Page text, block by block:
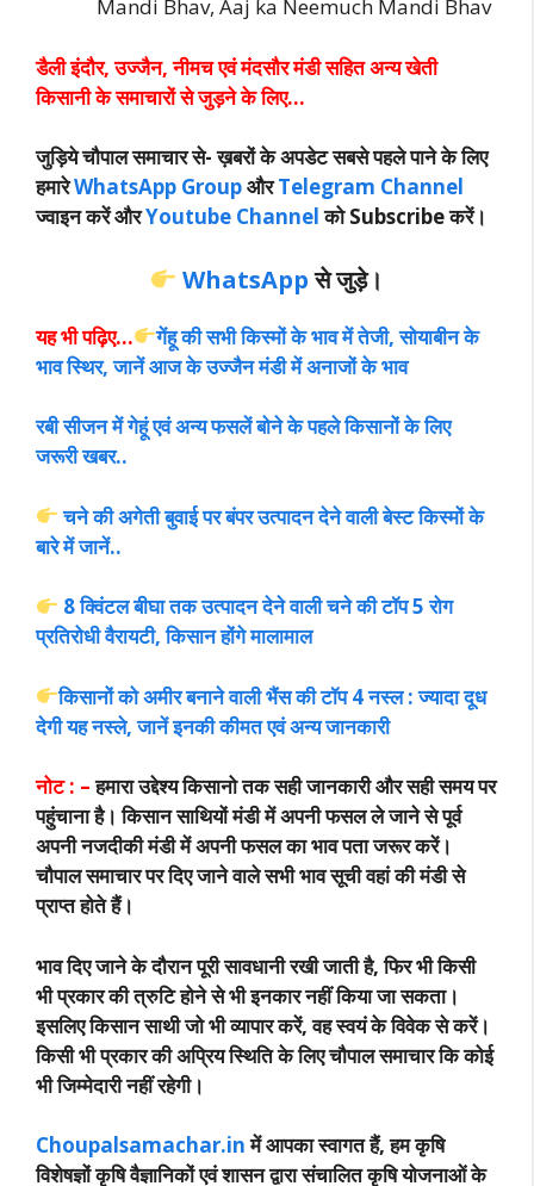
Mandi Bhav, Aaj ka Neemuch Mandi Bhav
डैली इंदौर, उज्जैन, नीमच एवं मंदसौर मंडी सहित अन्य खेती
किसानी के समाचारों से जुड़ने के लिए…
जुड़िये चौपाल समाचार से-ख़बरों के अपडेट सबसे पहले पाने के लिए
हमारेWhatsApp GroupऔरTelegram Channel
ज्वाइन करें औरYoutube Channelको Subscribe करें।
WhatsAppसे जुड़े।
यह भी पढ़िए…
गेंहू की सभी किस्मों के भाव में तेजी, सोयाबीन के
भाव स्थिर, जानें आज के उज्जैन मंडी में अनाजों के भाव
रबी सीजन में गेहूं एवं अन्य फसलें बोने के पहले किसानों के लिए
जरूरी खबर..
चने की अगेती बुवाई पर बंपर उत्पादन देने वाली बेस्ट किस्मों के
बारे में जानें..
8 क्विंटल बीघा तक उत्पादन देने वाली चने की टॉप 5 रोग
प्रतिरोधी वैरायटी, किसान होंगे मालामाल
किसानों को अमीर बनाने वाली भैंस की टॉप 4 नस्ल : ज्यादा दूध
देगी यह नस्ले, जानें इनकी कीमत एवं अन्य जानकारी
नोट : – हमारा उद्देश्य किसानो तक सही जानकारी और सही समय पर
पहुंचाना है। किसान साथियों मंडी में अपनी फसल ले जाने से पूर्व
अपनी नजदीकी मंडी में अपनी फसल का भाव पता जरूर करें।
चौपाल समाचार पर दिए जाने वाले सभी भाव सूची वहां की मंडी से
प्राप्त होते हैं।
भाव दिए जाने के दौरान पूरी सावधानी रखी जाती है, फिर भी किसी
भी प्रकार की त्रुटि होने से भी इनकार नहीं किया जा सकता।
इसलिए किसान साथी जो भी व्यापार करें, वह स्वयं के विवेक से करें।
किसी भी प्रकार की अप्रिय स्थिति के लिए चौपाल समाचार कि कोई
भी जिम्मेदारी नहीं रहेगी।
Choupalsamachar.inमें आपका स्वागत हैं, हम कृषि
विशेषज्ञों कृषि वैज्ञानिकों एवं शासन द्वारा संचालित कृषि योजनाओं के